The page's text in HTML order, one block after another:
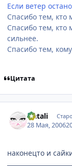
Если ветер
Спасибо тем,
Спасибо тем, кто
сильнее.
Спасибо тем,
Цитата
Natali
28 Мая, 2006
наконецто и